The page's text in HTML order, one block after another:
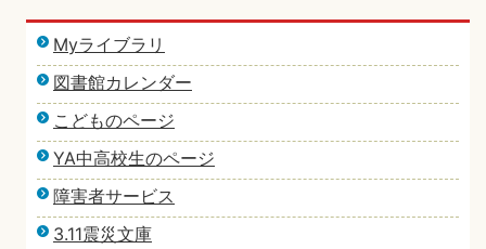
Myライブラリ
図書館カレンダー
こどものページ
YA中高校生のページ
障害者サービス
3.11震災文庫